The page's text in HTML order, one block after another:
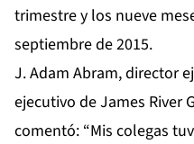
trimestre y los nueve
septiembre de 2015.
J. Adam Abram, director
ejecutivo de James River
comentó: “Mis colegas